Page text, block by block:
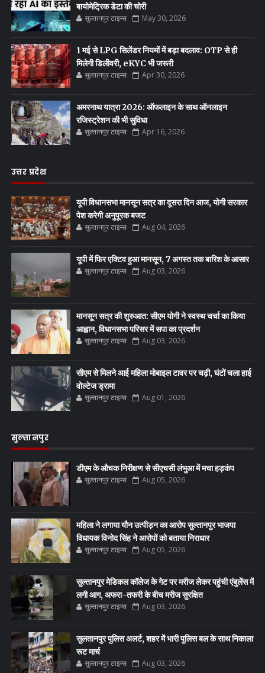
बायोमेट्रिक डेटा की चोरी
सुल्तानपुर टाइम्स May 30, 2026
1 मई से LPG सिलेंडर नियमों में बड़ा बदलाव: OTP से ही
मिलेगी डिलीवरी, eKYC भी जरूरी
सुल्तानपुर टाइम्स Apr 30, 2026
अमरनाथ यात्रा 2026: ऑफलाइन के साथ ऑनलाइन
रजिस्ट्रेशन की भी सुविधा
सुल्तानपुर टाइम्स Apr 16, 2026
उत्तर प्रदेश
यूपी विधानसभा मानसून सत्र का दूसरा दिन आज, योगी सरकार
पेश करेगी अनुपूरक बजट
सुल्तानपुर टाइम्स Aug 04, 2026
यूपी में फिर एक्टिव हुआ मानसून, 7 अगस्त तक बारिश के आसार
सुल्तानपुर टाइम्स Aug 03, 2026
मानसून सत्र की शुरुआत: सीएम योगी ने स्वस्थ चर्चा का किया
आह्वान, विधानसभा परिसर में सपा का प्रदर्शन
सुल्तानपुर टाइम्स Aug 03, 2026
सीएम से मिलने आई महिला मोबाइल टावर पर चढ़ी, घंटों चला हाई
वोल्टेज ड्रामा
सुल्तानपुर टाइम्स Aug 01, 2026
सुल्तानपुर
डीएम के औचक निरीक्षण से सीएचसी लंभुआ में मचा हड़कंप
सुल्तानपुर टाइम्स Aug 05, 2026
महिला ने लगाया यौन उत्पीड़न का आरोप सुल्तानपुर भाजपा
विधायक विनोद सिंह ने आरोपों को बताया निराधार
सुल्तानपुर टाइम्स Aug 05, 2026
सुल्तानपुर मेडिकल कॉलेज के गेट पर मरीज लेकर पहुंची एंबुलेंस में
लगी आग, अफरा-तफरी के बीच मरीज सुरक्षित
सुल्तानपुर टाइम्स Aug 03, 2026
सुलतानपुर पुलिस अलर्ट, शहर में भारी पुलिस बल के साथ निकाला
रूट मार्च
सुल्तानपुर टाइम्स Aug 03, 2026